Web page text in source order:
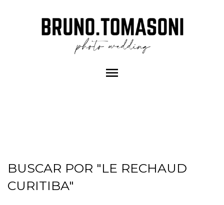
menu
BUSCAR POR "LE RECHAUD
CURITIBA"